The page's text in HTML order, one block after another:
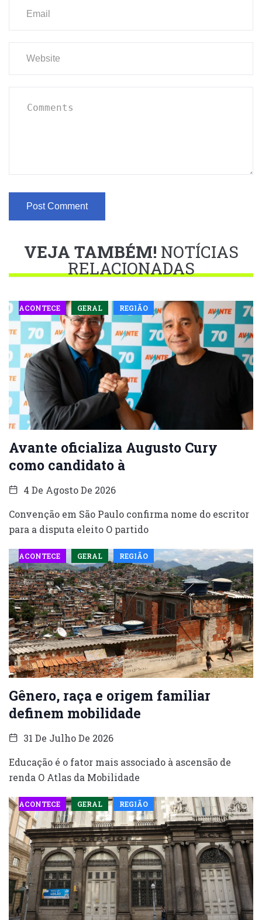
VEJA TAMBÉM! NOTÍCIAS
RELACIONADAS
ACONTECE GERAL REGIÃO
Avante oficializa Augusto Cury
como candidato à
4 De Agosto De 2026
Convenção em São Paulo confirma nome do escritor
para a disputa eleito O partido
ACONTECE GERAL REGIÃO
Gênero, raça e origem familiar
definem mobilidade
31 De Julho De 2026
Educação é o fator mais associado à ascensão de
renda O Atlas da Mobilidade
ACONTECE GERAL REGIÃO